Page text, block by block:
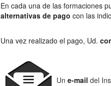
En cada una de las formaciones
alternativas de pago con las
Una vez realizado el pago, Ud.
Un e-mail del